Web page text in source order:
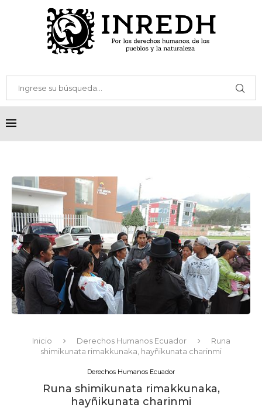
Inicio Derechos Humanos Ecuador
Runa
shimikunata rimakkunaka, hayñikunata charinmi
Derechos Humanos Ecuador
Runa shimikunata rimakkunaka,
hayñikunata charinmi